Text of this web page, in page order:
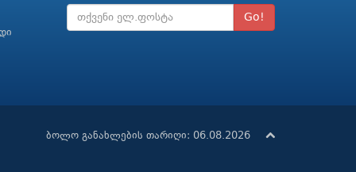
Go!
ბოლო განახლების თარიღი: 06.08.2026